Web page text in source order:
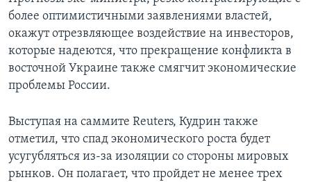
более оптимистичными заявлениями властей,
окажут отрезвляющее воздействие на инвесторов,
которые надеются, что прекращение конфликта в
восточной Украине также смягчит экономические
проблемы России.
Выступая на саммите Reuters, Кудрин также
отметил, что спад экономического роста будет
усугубляться из-за изоляции со стороны мировых
рынков. Он полагает, что пройдет не менее трех